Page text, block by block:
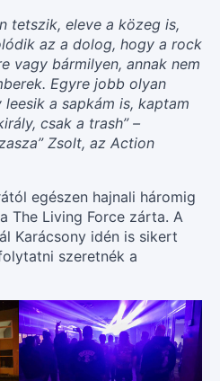
tetszik, eleve a közeg is,
az a dolog, hogy a rock
vagy bármilyen, annak nem
Egyre jobb olyan
a sapkám is, kaptam
csak a trash” –
Zsolt, az Action
egészen hajnali háromig
The Living Force zárta. A
Karácsony idén is sikert
szeretnék a